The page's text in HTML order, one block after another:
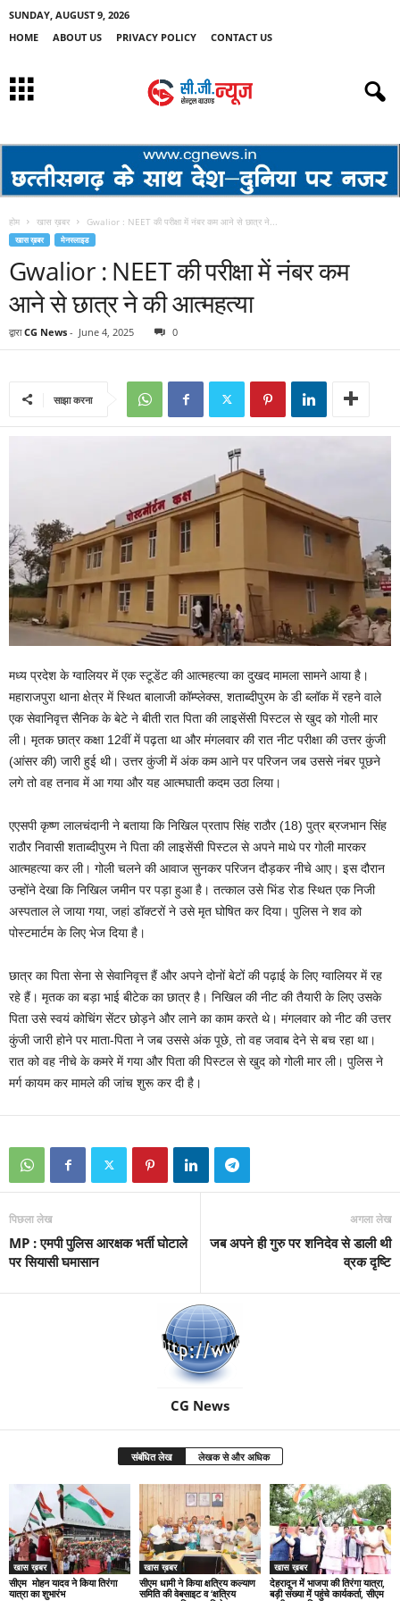
SUNDAY, AUGUST 9, 2026
HOME
ABOUT US PRIVACY POLICY CONTACT US
होम खास ख़बर Gwalior : NEET की परीक्षा में नंबर कम आने से छात्र ने...
खास ख़बर मेनस्लाइड
Gwalior : NEET की परीक्षा में नंबर कम
आने से छात्र ने की आत्महत्या
द्वारा CG News - June 4, 2025 0
साझा करना
मध्य प्रदेश के ग्वालियर में एक स्टूडेंट की आत्महत्या का दुखद मामला सामने आया है।
महाराजपुरा थाना क्षेत्र में स्थित बालाजी कॉम्प्लेक्स, शताब्दीपुरम के डी ब्लॉक में रहने वाले
एक सेवानिवृत्त सैनिक के बेटे ने बीती रात पिता की लाइसेंसी पिस्टल से खुद को गोली मार
ली। मृतक छात्र कक्षा 12वीं में पढ़ता था और मंगलवार की रात नीट परीक्षा की उत्तर कुंजी
(आंसर की) जारी हुई थी। उत्तर कुंजी में अंक कम आने पर परिजन जब उससे नंबर पूछने
लगे तो वह तनाव में आ गया और यह आत्मघाती कदम उठा लिया।
एएसपी कृष्ण लालचंदानी ने बताया कि निखिल प्रताप सिंह राठौर (18) पुत्र ब्रजभान सिंह
राठौर निवासी शताब्दीपुरम ने पिता की लाइसेंसी पिस्टल से अपने माथे पर गोली मारकर
आत्महत्या कर ली। गोली चलने की आवाज सुनकर परिजन दौड़कर नीचे आए। इस दौरान
उन्होंने देखा कि निखिल जमीन पर पड़ा हुआ है। तत्काल उसे भिंड रोड स्थित एक निजी
अस्पताल ले जाया गया, जहां डॉक्टरों ने उसे मृत घोषित कर दिया। पुलिस ने शव को
पोस्टमार्टम के लिए भेज दिया है।
छात्र का पिता सेना से सेवानिवृत्त हैं और अपने दोनों बेटों की पढ़ाई के लिए ग्वालियर में रह
रहे हैं। मृतक का बड़ा भाई बीटेक का छात्र है। निखिल की नीट की तैयारी के लिए उसके
पिता उसे स्वयं कोचिंग सेंटर छोड़ने और लाने का काम करते थे। मंगलवार को नीट की उत्तर
कुंजी जारी होने पर माता-पिता ने जब उससे अंक पूछे, तो वह जवाब देने से बच रहा था।
रात को वह नीचे के कमरे में गया और पिता की पिस्टल से खुद को गोली मार ली। पुलिस ने
मर्ग कायम कर मामले की जांच शुरू कर दी है।
पिछला लेख
MP : एमपी पुलिस आरक्षक भर्ती घोटाले
पर सियासी घमासान
अगला लेख
जब अपने ही गुरु पर शनिदेव से डाली थी
व्रक दृष्टि
CG News
संबंधित लेख लेखक से और अधिक
खास ख़बर
सीएम मोहन यादव ने किया तिरंगा
यात्रा का शुभारंभ
खास ख़बर
सीएम धामी ने किया क्षत्रिय कल्याण
समिति की वेबसाइट व ‘क्षत्रिय
खास ख़बर
देहरादून में भाजपा की तिरंगा यात्रा,
बड़ी संख्या में पहुंचे कार्यकर्ता, सीएम